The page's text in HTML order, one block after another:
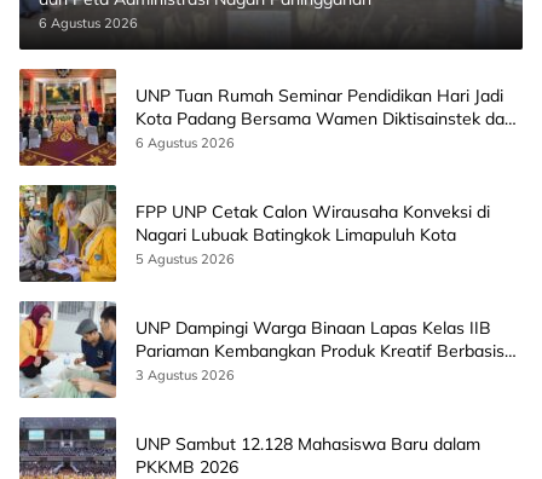
6 Agustus 2026
UNP Tuan Rumah Seminar Pendidikan Hari Jadi
Kota Padang Bersama Wamen Diktisainstek dan
CEO EMGS Malaysia
6 Agustus 2026
FPP UNP Cetak Calon Wirausaha Konveksi di
Nagari Lubuak Batingkok Limapuluh Kota
5 Agustus 2026
UNP Dampingi Warga Binaan Lapas Kelas IIB
Pariaman Kembangkan Produk Kreatif Berbasis
AI
3 Agustus 2026
UNP Sambut 12.128 Mahasiswa Baru dalam
PKKMB 2026